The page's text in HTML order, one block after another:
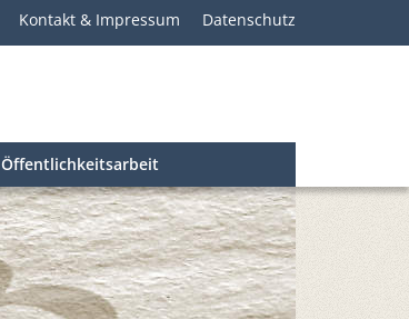
Kontakt & Impressum Datenschutz
Öffentlichkeitsarbeit